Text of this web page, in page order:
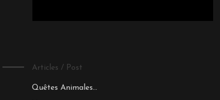
Articles / Post
Quêtes Animales…